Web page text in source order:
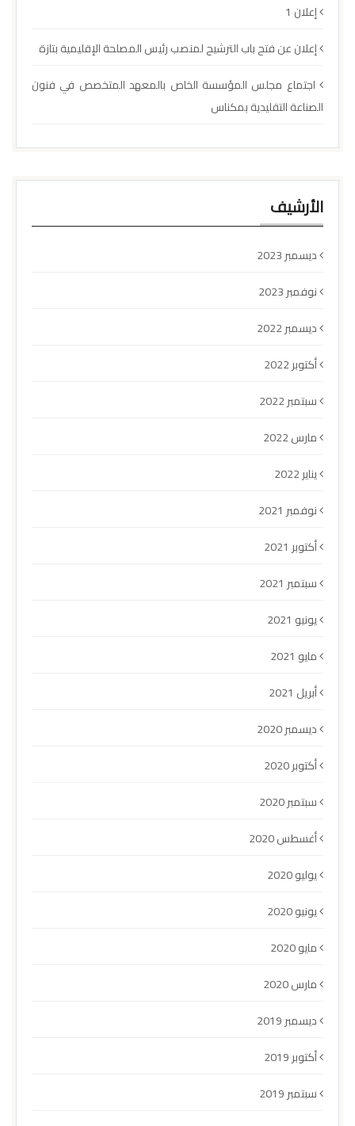
إعلان 1
إعلان عن فتح باب الترشيح لمنصب رئيس المصلحة الإقليمية بتازة
اجتماع مجلس المؤسسة الخاص بالمعهد المتخصص في فنون
الصناعة التقليدية بمكناس
الأرشيف
ديسمبر 2023
نوفمبر 2023
ديسمبر 2022
أكتوبر 2022
سبتمبر 2022
مارس 2022
يناير 2022
نوفمبر 2021
أكتوبر 2021
سبتمبر 2021
يونيو 2021
مايو 2021
أبريل 2021
ديسمبر 2020
أكتوبر 2020
سبتمبر 2020
أغسطس 2020
يوليو 2020
يونيو 2020
مايو 2020
مارس 2020
ديسمبر 2019
أكتوبر 2019
سبتمبر 2019